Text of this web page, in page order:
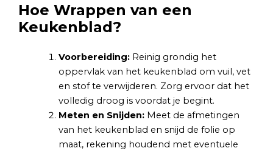
Hoe Wrappen van een
Keukenblad?
Voorbereiding:Reinig grondig het
oppervlak van het keukenblad om vuil, vet
en stof te verwijderen. Zorg ervoor dat het
volledig droog is voordat je begint.
Meten en Snijden:Meet de afmetingen
van het keukenblad en snijd de folie op
maat, rekening houdend met eventuele